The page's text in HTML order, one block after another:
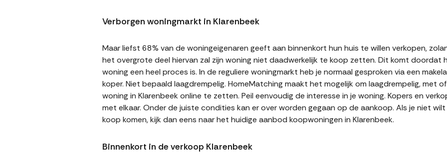
Verborgen woningmarkt in Klarenbeek
Maar liefst 68% van de woningeigenaren geeft aan binnenkort hun huis te willen verkopen,
het overgrote deel hiervan zal zijn woning niet daadwerkelijk te koop zetten. Dit komt doordat
woning een heel proces is. In de reguliere woningmarkt heb je normaal gesproken via een
koper. Niet bepaald laagdrempelig. HomeMatching maakt het mogelijk om laagdrempelig, met
woning in Klarenbeek online te zetten. Peil eenvoudig de interesse in je woning. Kopers en
met elkaar. Onder de juiste condities kan er over worden gegaan op de aankoop. Als je niet
koop komen, kijk dan eens naar het huidige aanbod koopwoningen in Klarenbeek.
Binnenkort in de verkoop Klarenbeek